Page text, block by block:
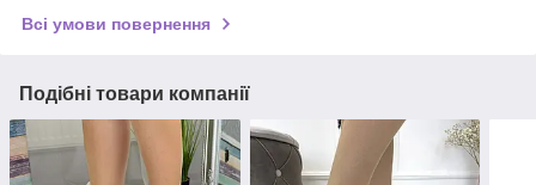
Всі умови повернення
Подібні товари компанії